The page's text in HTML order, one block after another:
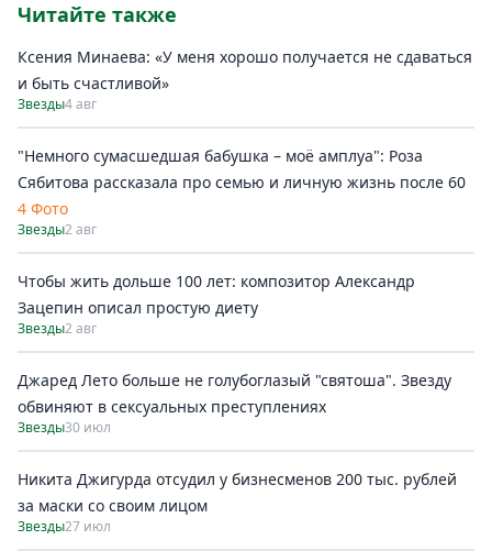
Читайте также
Ксения Минаева: «У меня хорошо получается не сдаваться
и быть счастливой»
Звезды4 авг
"Немного сумасшедшая бабушка – моё амплуа": Роза
Сябитова рассказала про семью и личную жизнь после 60
4 Фото
Звезды2 авг
Чтобы жить дольше 100 лет: композитор Александр
Зацепин описал простую диету
Звезды2 авг
Джаред Лето больше не голубоглазый "святоша". Звезду
обвиняют в сексуальных преступлениях
Звезды30 июл
Никита Джигурда отсудил у бизнесменов 200 тыс. рублей
за маски со своим лицом
Звезды27 июл